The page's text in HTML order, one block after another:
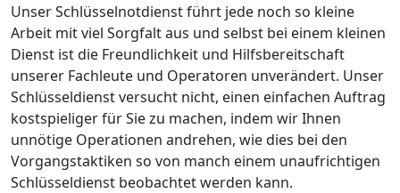
Unser Schlüsselnotdienst führt jede noch so kleine
Arbeit mit viel Sorgfalt aus und selbst bei einem kleinen
Dienst ist die Freundlichkeit und Hilfsbereitschaft
unserer Fachleute und Operatoren unverändert. Unser
Schlüsseldienst versucht nicht, einen einfachen Auftrag
kostspieliger für Sie zu machen, indem wir Ihnen
unnötige Operationen andrehen, wie dies bei den
Vorgangstaktiken so von manch einem unaufrichtigen
Schlüsseldienst beobachtet werden kann.